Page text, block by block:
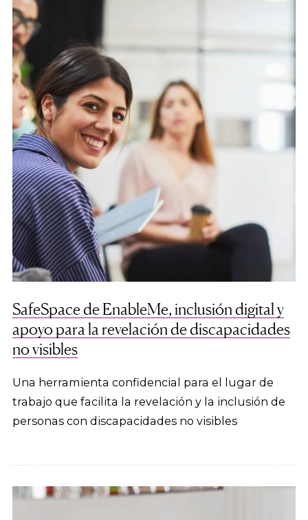
SafeSpace de EnableMe, inclusión digital y
apoyo para la revelación de discapacidades
no visibles
Una herramienta confidencial para el lugar de
trabajo que facilita la revelación y la inclusión de
personas con discapacidades no visibles